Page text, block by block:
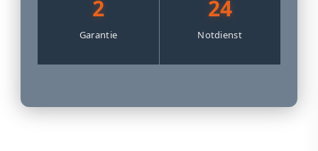
2
Garantie
24
Notdienst